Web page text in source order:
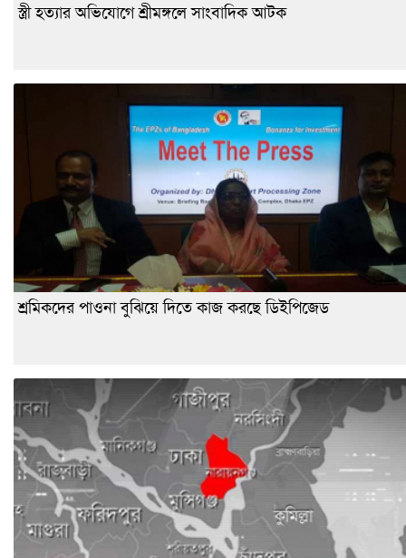
স্ত্রী হত্যার অভিযোগে শ্রীমঙ্গলে সাংবাদিক আটক
শ্রমিকদের পাওনা বুঝিয়ে দিতে কাজ করছে ডিইপিজেড